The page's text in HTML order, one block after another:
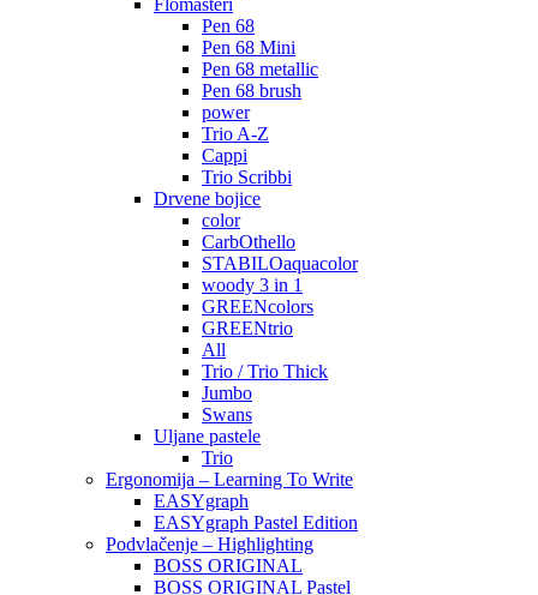
Pen 68
Pen 68 Mini
Pen 68 metallic
Pen 68 brush
power
Trio A-Z
Cappi
Trio Scribbi
Drvene bojice
color
CarbOthello
STABILOaquacolor
woody 3 in 1
GREENcolors
GREENtrio
All
Trio / Trio Thick
Jumbo
Swans
Uljane pastele
Trio
Ergonomija – Learning To Write
EASYgraph
EASYgraph Pastel Edition
Podvlačenje – Highlighting
BOSS ORIGINAL
BOSS ORIGINAL Pastel